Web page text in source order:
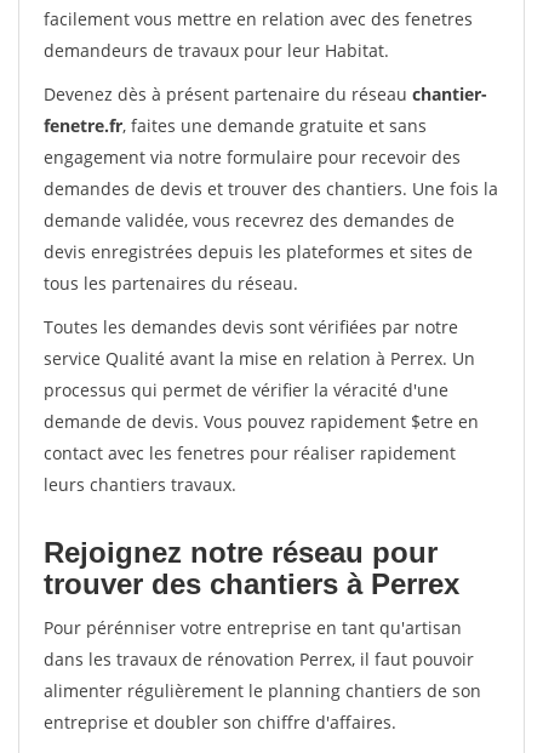
facilement vous mettre en relation avec des fenetres
demandeurs de travaux pour leur Habitat.
Devenez dès à présent partenaire du réseau chantier-
fenetre.fr, faites une demande gratuite et sans
engagement via notre formulaire pour recevoir des
demandes de devis et trouver des chantiers. Une fois la
demande validée, vous recevrez des demandes de
devis enregistrées depuis les plateformes et sites de
tous les partenaires du réseau.
Toutes les demandes devis sont vérifiées par notre
service Qualité avant la mise en relation à Perrex. Un
processus qui permet de vérifier la véracité d'une
demande de devis. Vous pouvez rapidement $etre en
contact avec les fenetres pour réaliser rapidement
leurs chantiers travaux.
Rejoignez notre réseau pour
trouver des chantiers à Perrex
Pour pérénniser votre entreprise en tant qu'artisan
dans les travaux de rénovation Perrex, il faut pouvoir
alimenter régulièrement le planning chantiers de son
entreprise et doubler son chiffre d'affaires.